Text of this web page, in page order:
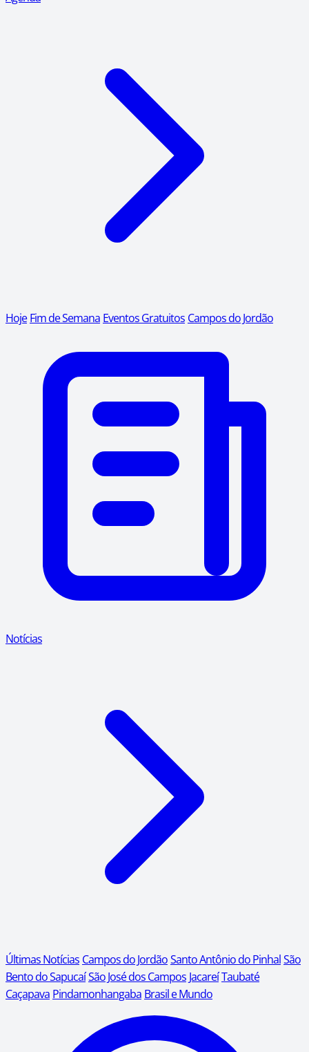
Hoje Fim de Semana Eventos Gratuitos Campos do Jordão
Notícias
Últimas Notícias Campos do JordãoSanto Antônio do PinhalSão
Bento do SapucaíSão José dos Campos JacareíTaubaté
Caçapava Pindamonhangaba Brasil e Mundo